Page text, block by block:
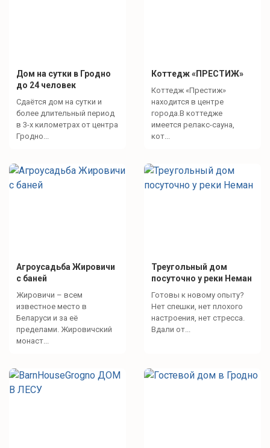
Дом на сутки в Гродно
до 24 человек
Сдаётся дом на сутки и
более длительный период
в 3-х километрах от центра
Гродно...
Коттедж «ПРЕСТИЖ»
Коттедж «Престиж»
находится в центре
города.В коттедже
имеется релакс-сауна,
кот...
Агроусадьба Жировичи
с баней
Жировичи – всем
известное место в
Беларуси и за её
пределами. Жировичский
монаст...
Треугольный дом
посуточно у реки Неман
Готовы к новому опыту?
Нет спешки, нет плохого
настроения, нет стресса.
Вдали от...